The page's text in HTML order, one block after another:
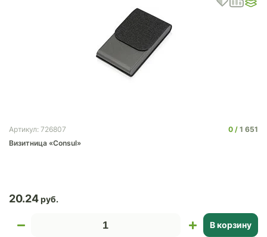
Артикул: 726807 0
1 651
Визитница «Consul»
20.24
В корзину